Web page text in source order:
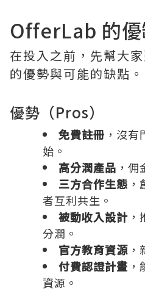
OfferLab 的
在投入之前，先幫大
的優勢與可能的缺點。
優勢（Pros）
免費註冊 ，沒
始。
高分潤產品 ，
三方合作生態
者互利共生。
被動收入設計
分潤。
官方教育資源
付費認證計畫
資源。